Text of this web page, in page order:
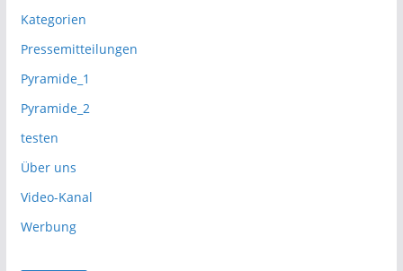
Kategorien
Pressemitteilungen
Pyramide_1
Pyramide_2
testen
Über uns
Video-Kanal
Werbung